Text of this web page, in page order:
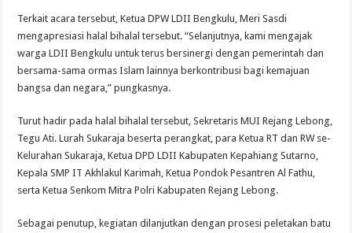
Terkait acara tersebut, Ketua DPW LDII Bengkulu, Meri Sasdi
mengapresiasi halal bihalal tersebut. “Selanjutnya, kami mengajak
warga LDII Bengkulu untuk terus bersinergi dengan pemerintah dan
bersama-sama ormas Islam lainnya berkontribusi bagi kemajuan
bangsa dan negara,” pungkasnya.
Turut hadir pada halal bihalal tersebut, Sekretaris MUI Rejang Lebong,
Tegu Ati. Lurah Sukaraja beserta perangkat, para Ketua RT dan RW se-
Kelurahan Sukaraja, Ketua DPD LDII Kabupaten Kepahiang Sutarno,
Kepala SMP IT Akhlakul Karimah, Ketua Pondok Pesantren Al Fathu,
serta Ketua Senkom Mitra Polri Kabupaten Rejang Lebong.
Sebagai penutup, kegiatan dilanjutkan dengan prosesi peletakan batu